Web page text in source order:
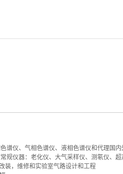
谱仪、气相色谱仪、液相色谱仪和代理国
规仪器：老化仪、大气采样仪、测氡仪、
装，维修和实验室气路设计和工程